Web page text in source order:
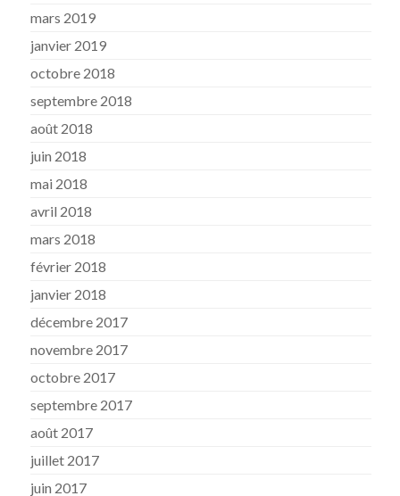
mars 2019
janvier 2019
octobre 2018
septembre 2018
août 2018
juin 2018
mai 2018
avril 2018
mars 2018
février 2018
janvier 2018
décembre 2017
novembre 2017
octobre 2017
septembre 2017
août 2017
juillet 2017
juin 2017